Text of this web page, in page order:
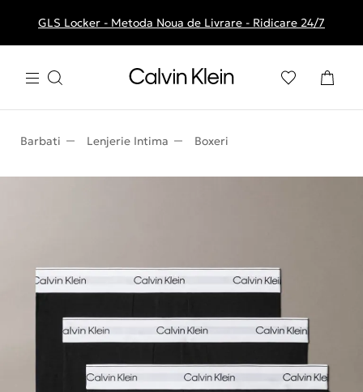
Livrare gratuita la comenzile de peste 250 RON
GLS Locker - Metoda Noua de Livrare - Ridicare 24/7
Barbati Lenjerie Intima Boxeri